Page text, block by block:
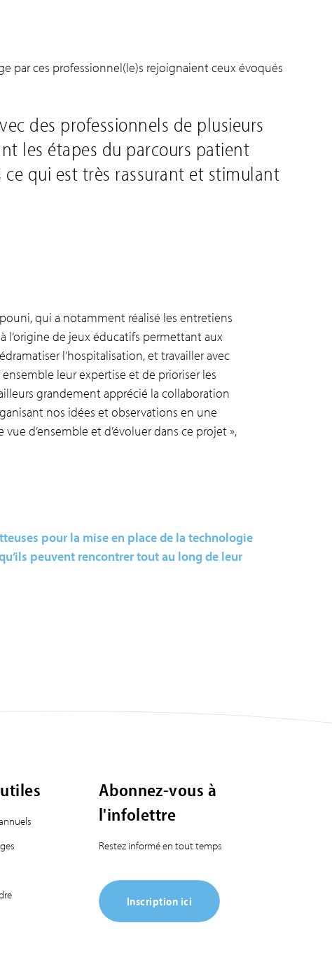
par ces professionnel(le)s rejoignaient ceux évoqués
des professionnels de plusieurs
les étapes du parcours patient
qui est très rassurant et stimulant
qui a notamment réalisé les entretiens
l’origine de jeux éducatifs permettant aux
l’hospitalisation, et travailler avec
leur expertise et de prioriser les
grandement apprécié la collaboration
nos idées et observations en une
d’ensemble et d’évoluer dans ce projet »,
pour la mise en place de la technologie
peuvent rencontrer tout au long de leur
Abonnez-vous à
l'infolettre
Restez informé en tout temps
Inscription ici